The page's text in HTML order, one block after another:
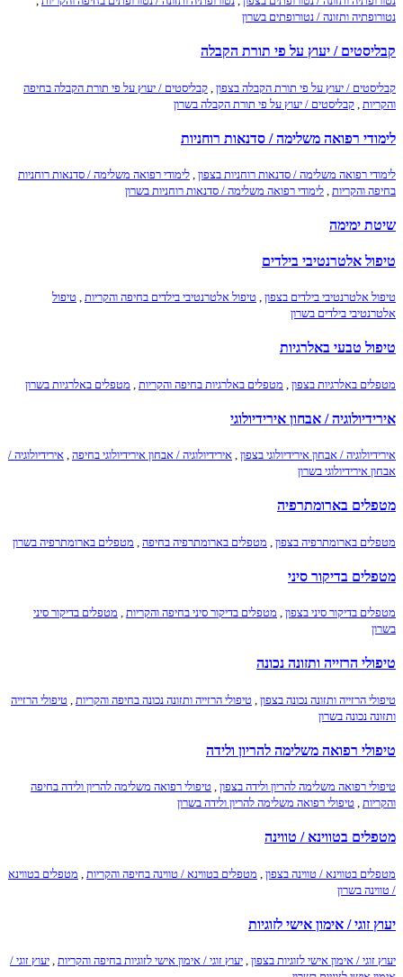
נטורופתיה ותזונה / נטורופתים בשרון
קבליסטים / יעוץ על פי תורת הקבלה
קבליסטים / יעוץ על פי תורת הקבלה בצפון קבליסטים / יעוץ על פי תורת הקבלה בחיפה
והקריות
קבליסטים / יעוץ על פי תורת הקבלה בשרון
לימודי רפואה משלימה / סדנאות רוחניות
לימודי רפואה משלימה / סדנאות רוחניות בצפון , לימודי רפואה משלימה / סדנאות רוחניות
בחיפה והקריות , לימודי רפואה משלימה / סדנאות רוחניות בשרון
שיטת ימימה
טיפול אלטרנטיבי בילדים
טיפול אלטרנטיבי בילדים בצפון , טיפול אלטרנטיבי בילדים בחיפה והקריות , טיפול
אלטרנטיבי בילדים בשרון
טיפול טבעי באלרגיות
מטפלים באלרגיות בצפון מטפלים באלרגיות בחיפה והקריות מטפלים באלרגיות בשרון
אירידיולוגיה / אבחון אירידיולוגי
אירידיולוגיה / אבחון אירידיולוגי בצפון , אירידיולוגיה / אבחון אירידיולוגי בחיפה , אירידיולוגיה /
אבחון אירידיולוגי בשרון
מטפלים בארומתרפיה
מטפלים בארומתרפיה בצפון מטפלים בארומתרפיה בחיפה מטפלים בארומתרפיה בשרון
מטפלים בדיקור סיני
מטפלים בדיקור סיני בצפון , מטפלים בדיקור סיני בחיפה והקריות , מטפלים בדיקור סיני
בשרון
טיפולי הרזייה ותזונה נכונה
טיפולי הרזייה ותזונה נכונה בצפון טיפולי הרזייה ותזונה נכונה בחיפה והקריות
טיפולי הרזייה
ותזונה נכונה בשרון
טיפולי רפואה משלימה להריון ולידה
טיפולי רפואה משלימה להריון ולידה בצפון , טיפולי רפואה משלימה להריון ולידה בחיפה
והקריות , טיפולי רפואה משלימה להריון ולידה בשרון
מטפלים בטווינא / טווינה
מטפלים בטווינא / טווינה בצפון מטפלים בטווינא / טווינה בחיפה והקריות
מטפלים בטווינא
/ טווינה בשרון
יעוץ זוגי / אימון אישי לזוגיות
יעוץ זוגי / אימון אישי לזוגיות בצפון , יעוץ זוגי / אימון אישי לזוגיות בחיפה והקריות , יעוץ זוגי /